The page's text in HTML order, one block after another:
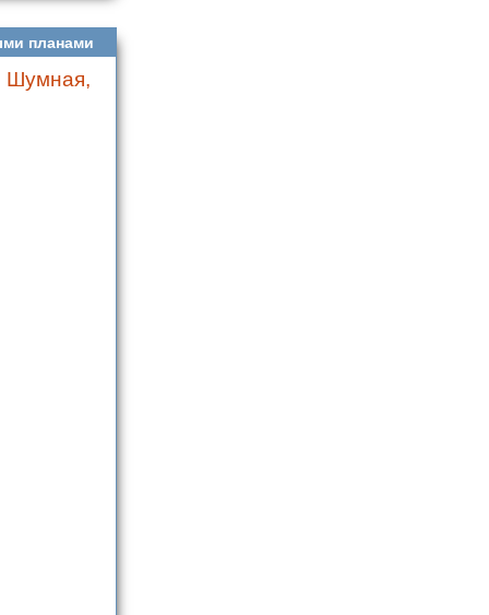
планами
Шумная,